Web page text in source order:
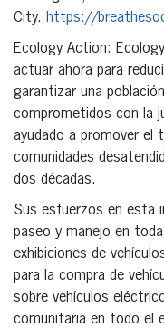
City. https://
Ecology Action:
actuar ahora para
garantizar una
comprometidos con la
ayudado a promover el
comunidades
dos décadas.
Sus esfuerzos en esta
paseo y manejo en
exhibiciones de
para la compra de
sobre vehículos
comunitaria en todo el